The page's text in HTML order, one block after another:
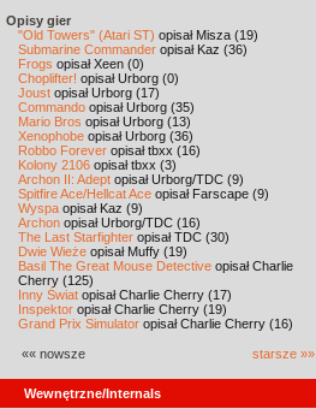
Opisy gier
"Old Towers" (Atari ST) opisał Misza (19)
Submarine Commander opisał Kaz (36)
Frogs opisał Xeen (0)
Choplifter! opisał Urborg (0)
Joust opisał Urborg (17)
Commando opisał Urborg (35)
Mario Bros opisał Urborg (13)
Xenophobe opisał Urborg (36)
Robbo Forever opisał tbxx (16)
Kolony 2106 opisał tbxx (3)
Archon II: Adept opisał Urborg/TDC (9)
Spitfire Ace/Hellcat Ace opisał Farscape (9)
Wyspa opisał Kaz (9)
Archon opisał Urborg/TDC (16)
The Last Starfighter opisał TDC (30)
Dwie Wieże opisał Muffy (19)
Basil The Great Mouse Detective opisał Charlie
Cherry (125)
Inny Świat opisał Charlie Cherry (17)
Inspektor opisał Charlie Cherry (19)
Grand Prix Simulator opisał Charlie Cherry (16)
«« nowsze starsze »»
Wewnętrzne/Internals